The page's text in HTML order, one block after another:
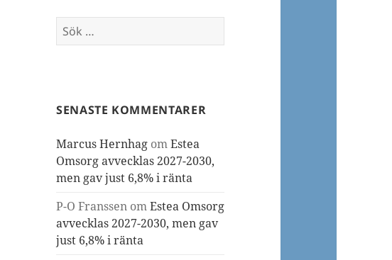
Sök
efter:
SENASTE KOMMENTARER
Marcus Hernhag omEstea
Omsorg avvecklas 2027-2030,
men gav just 6,8% i ränta
P-O Franssen omEstea Omsorg
avvecklas 2027-2030, men gav
just 6,8% i ränta